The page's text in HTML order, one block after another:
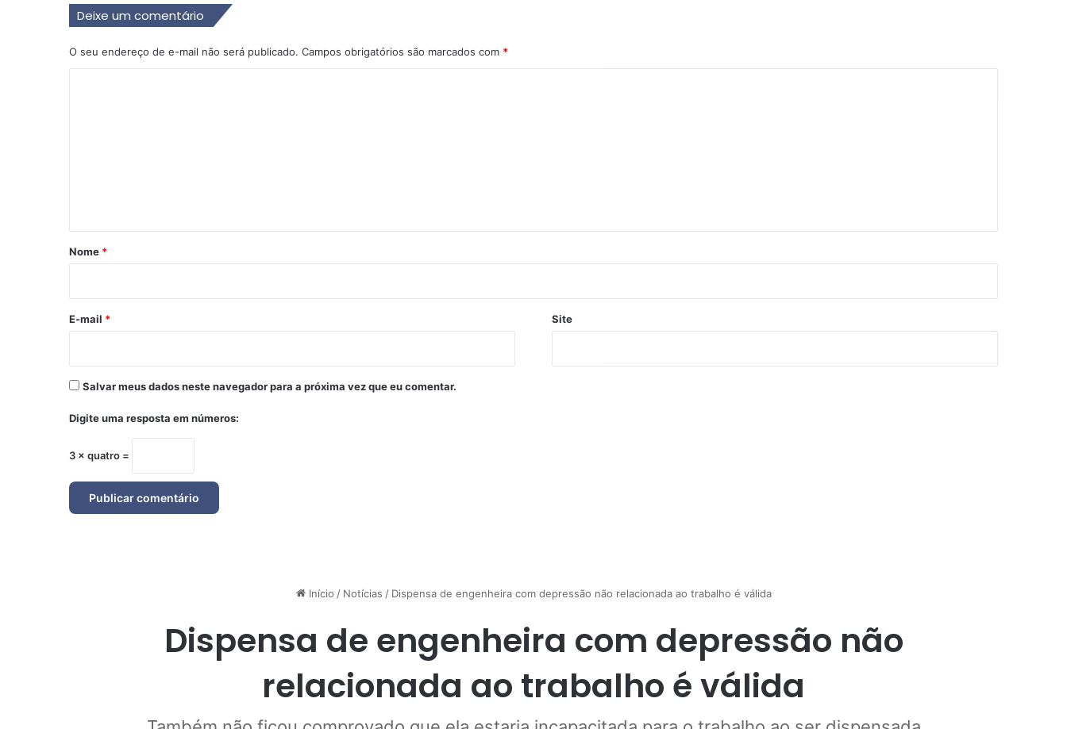
Deixe um comentário
O seu endereço de e-mail não será publicado. Campos obrigatórios são marcados com *
r
*
Nome *
E-mail * Site
Salvar meus dados neste navegador para a próxima vez que eu comentar.
Digite uma resposta em números:
3 × quatro =